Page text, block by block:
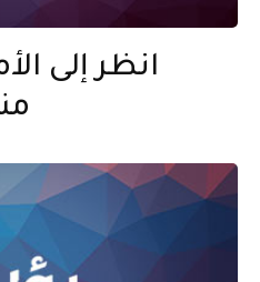
انظر إلى